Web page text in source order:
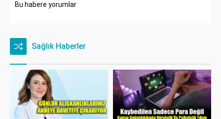
Bu habere yorumlar
Sağlık Haberler